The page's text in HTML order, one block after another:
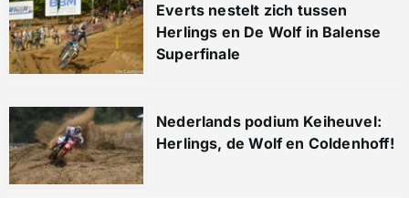
Everts nestelt zich tussen
Herlings en De Wolf in Balense
Superfinale
Nederlands podium Keiheuvel:
Herlings, de Wolf en Coldenhoff!